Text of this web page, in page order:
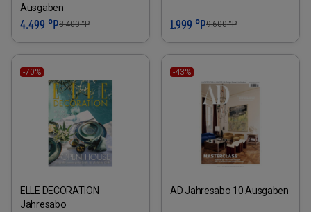
Ausgaben
4.499 °P8.400°P 1.999 °P9.600°P
-70%
ELLE DECORATION
Jahresabo
-43%
AD Jahresabo 10 Ausgaben